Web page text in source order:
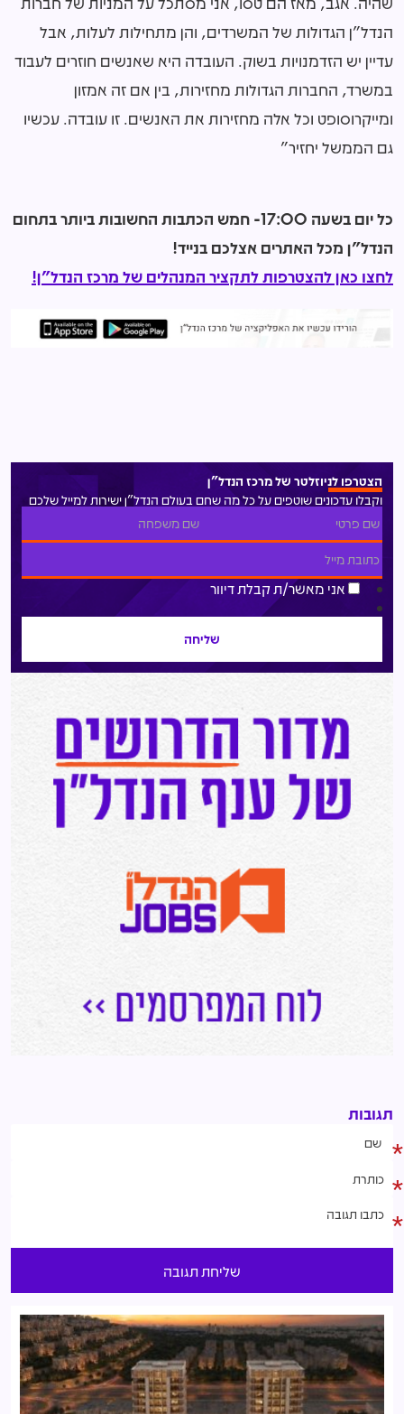
הנדל"ן הגדולות של המשרדים, והן מתחילות לעלות, אבל
עדיין יש הזדמנויות בשוק. העובדה היא שאנשים חוזרים לעבוד
במשרד, החברות הגדולות מחזירות, בין אם זה אמזון
ומייקרוסופט וכל אלה מחזירות את האנשים. זו עובדה. עכשיו
גם הממשל יחזיר"
כל יום בשעה 17:00- חמש הכתבות החשובות ביותר בתחום
הנדל"ן מכל האתרים אצלכם בנייד!
לחצו כאן להצטרפות לתקציר המנהלים של מרכז הנדל"ן!
הצטרפו לניוזלטר של מרכז הנדל"ן
וקבלו עדכונים שוטפים על כל מה שחם בעולם הנדל"ן ישירות למייל שלכם
אני מאשר/ת קבלת דיוור
תגובות